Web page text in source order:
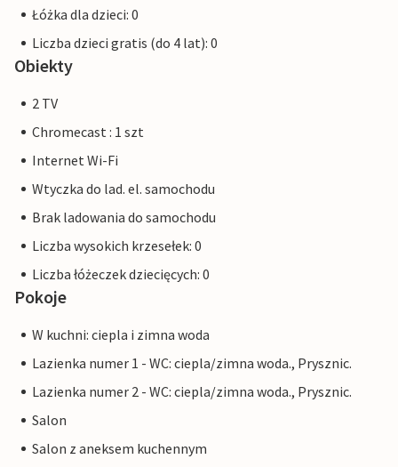
Łóżka dla dzieci: 0
Liczba dzieci gratis (do 4 lat): 0
Obiekty
2 TV
Chromecast : 1 szt
Internet Wi-Fi
Wtyczka do lad. el. samochodu
Brak ladowania do samochodu
Liczba wysokich krzesełek: 0
Liczba łóżeczek dziecięcych: 0
Pokoje
W kuchni: ciepla i zimna woda
Lazienka numer 1 - WC: ciepla/zimna woda., Prysznic.
Lazienka numer 2 - WC: ciepla/zimna woda., Prysznic.
Salon
Salon z aneksem kuchennym